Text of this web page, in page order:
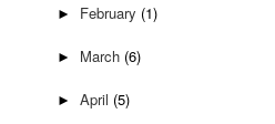
► February (1)
► March (6)
► April (5)